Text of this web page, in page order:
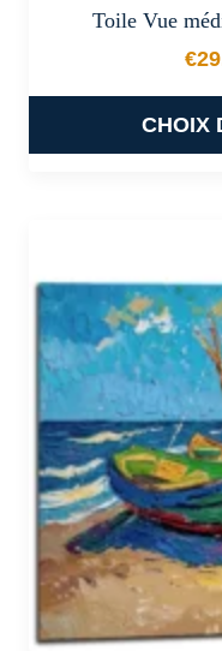
Toile Vue
€
CHOIX